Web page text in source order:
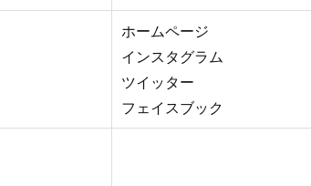
ホームページ
インスタグラム
ツイッター
フェイスブック